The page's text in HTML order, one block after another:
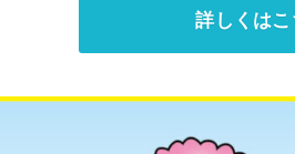
詳しくは